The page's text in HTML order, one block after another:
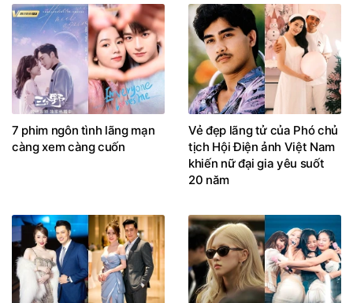
7 phim ngôn tình lãng mạn
càng xem càng cuốn
Vẻ đẹp lãng tử của Phó chủ
tịch Hội Điện ảnh Việt Nam
khiến nữ đại gia yêu suốt
20 năm